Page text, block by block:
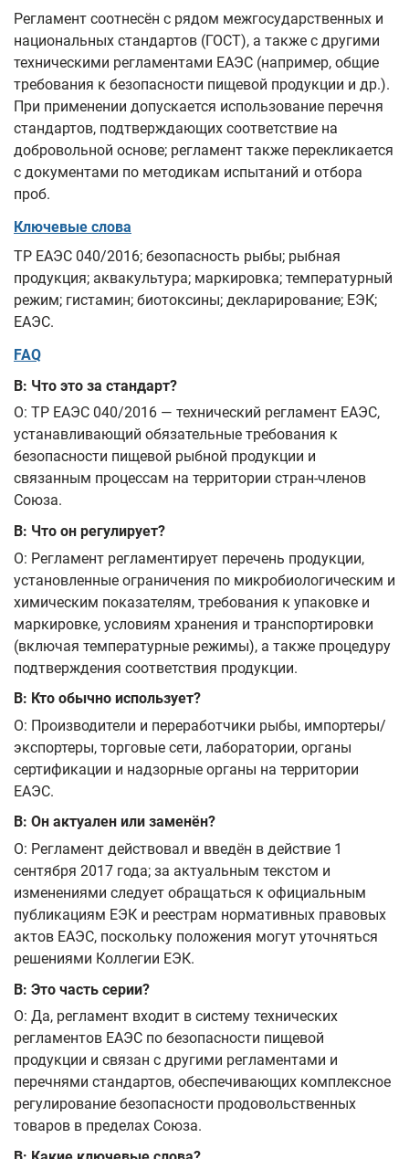
Регламент соотнесён с рядом межгосударственных и
национальных стандартов (ГОСТ), а также с другими
техническими регламентами ЕАЭС (например, общие
требования к безопасности пищевой продукции и др.).
При применении допускается использование перечня
стандартов, подтверждающих соответствие на
добровольной основе; регламент также перекликается
с документами по методикам испытаний и отбора
проб.
Ключевые слова
ТР ЕАЭС 040/2016; безопасность рыбы; рыбная
продукция; аквакультура; маркировка; температурный
режим; гистамин; биотоксины; декларирование; ЕЭК;
ЕАЭС.
FAQ
В: Что это за стандарт?
О: ТР ЕАЭС 040/2016 — технический регламент ЕАЭС,
устанавливающий обязательные требования к
безопасности пищевой рыбной продукции и
связанным процессам на территории стран-членов
Союза.
В: Что он регулирует?
О: Регламент регламентирует перечень продукции,
установленные ограничения по микробиологическим и
химическим показателям, требования к упаковке и
маркировке, условиям хранения и транспортировки
(включая температурные режимы), а также процедуру
подтверждения соответствия продукции.
В: Кто обычно использует?
О: Производители и переработчики рыбы, импортеры/
экспортеры, торговые сети, лаборатории, органы
сертификации и надзорные органы на территории
ЕАЭС.
В: Он актуален или заменён?
О: Регламент действовал и введён в действие 1
сентября 2017 года; за актуальным текстом и
изменениями следует обращаться к официальным
публикациям ЕЭК и реестрам нормативных правовых
актов ЕАЭС, поскольку положения могут уточняться
решениями Коллегии ЕЭК.
В: Это часть серии?
О: Да, регламент входит в систему технических
регламентов ЕАЭС по безопасности пищевой
продукции и связан с другими регламентами и
перечнями стандартов, обеспечивающих комплексное
регулирование безопасности продовольственных
товаров в пределах Союза.